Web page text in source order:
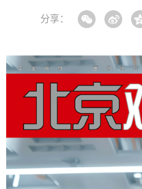
分享：